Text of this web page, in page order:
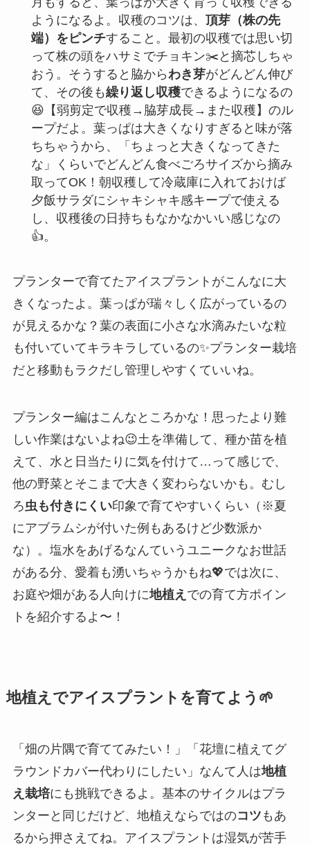
ようになるよ。収穫のコツは、 頂芽（株の先
端）をピンチすること。最初の収穫では思い切
って株の頭をハサミでチョキン✂️と摘芯しちゃ
おう。そうすると脇からわき芽がどんどん伸び
て、その後も繰り返し収穫できるようになるの
😆【弱剪定で収穫→脇芽成長→また収穫】のル
ープだよ。葉っぱは大きくなりすぎると味が落
ちちゃうから、「ちょっと大きくなってきた
な」くらいでどんどん食べごろサイズから摘み
取ってOK！朝収穫して冷蔵庫に入れておけば
夕飯サラダにシャキシャキ感キープで使える
し、収穫後の日持ちもなかなかいい感じなの
👍。
プランターで育てたアイスプラントがこんなに大
きくなったよ。葉っぱが瑞々しく広がっているの
が見えるかな？葉の表面に小さな水滴みたいな粒
も付いていてキラキラしているの✨プランター栽培
だと移動もラクだし管理しやすくていいね。
プランター編はこんなところかな！思ったより難
しい作業はないよね😉土を準備して、種か苗を植
えて、水と日当たりに気を付けて…って感じで、
他の野菜とそこまで大きく変わらないかも。むし
ろ虫も付きにくい印象で育てやすいくらい（※夏
にアブラムシが付いた例もあるけど少数派か
な）。塩水をあげるなんていうユニークなお世話
がある分、愛着も湧いちゃうかもね💖では次に、
お庭や畑がある人向けに地植え での育て方ポイン
トを紹介するよ〜！
地植えでアイスプラントを育てよう🌱
「畑の片隅で育ててみたい！」「花壇に植えてグ
ラウンドカバー代わりにしたい」なんて人は地植
え栽培にも挑戦できるよ。基本のサイクルはプラ
ンターと同じだけど、地植えならではのコツ もあ
るから押さえてね。アイスプラントは湿気が苦手